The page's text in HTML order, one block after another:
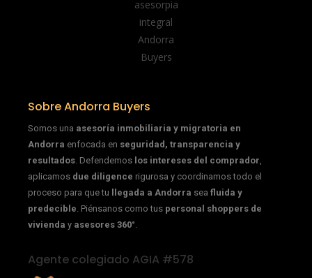
Sobre Andorra Buyers
Somos una asesoría inmobiliaria y migratoria en
Andorra enfocada en seguridad, transparencia y
resultados. Defendemos los intereses del comprador,
aplicamos due diligence rigurosa y coordinamos todo el
proceso para que tu
llegada a Andorra sea fluida y
predecible. Piénsanos como tus personal shoppers de
vivienda y asesores 360°.
Agente colegiado AGIA #578